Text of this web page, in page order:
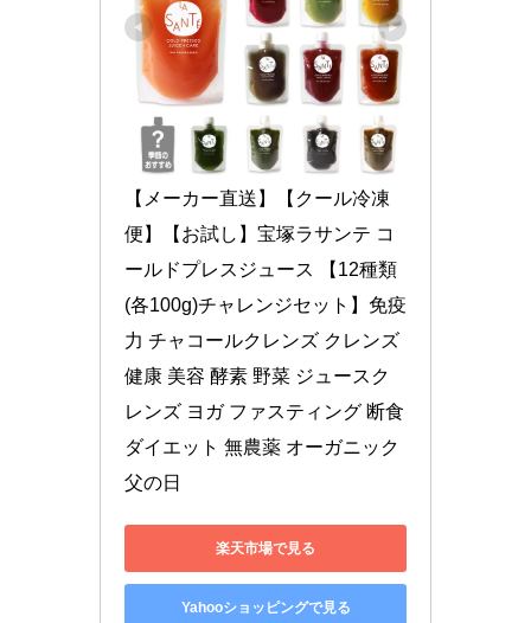
【メーカー直送】【クール冷凍
便】【お試し】宝塚ラサンテ コ
ールドプレスジュース 【12種類
(各100g)チャレンジセット】免疫
力 チャコールクレンズ クレンズ
健康 美容 酵素 野菜 ジュースク
レンズ ヨガ ファスティング 断食
ダイエット 無農薬 オーガニック
父の日
楽天市場で見る
Yahooショッピングで見る